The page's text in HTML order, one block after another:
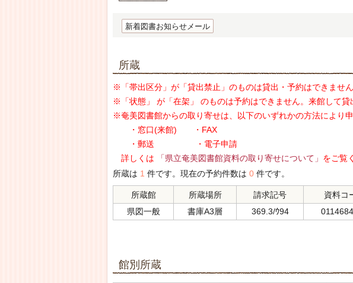
新着図書お知らせメール
所蔵
※「帯出区分」が「貸出禁止」のものは貸出・予約はできませ
※「状態」 が「在架」 のものは予約はできません。来館して貸
※奄美図書館からの取り寄せは、以下のいずれかの方法により申
・窓口(来館) ・FAX
・郵送 ・電子申請
詳しくは
「県立奄美図書館資料の取り寄せについて」 をご覧
所蔵は 1 件です。現在の予約件数は 0 件です。
所蔵館 所蔵場所 請求記号 資料コ
県図一般
書庫A3層 369.3/ｳ94
館別所蔵